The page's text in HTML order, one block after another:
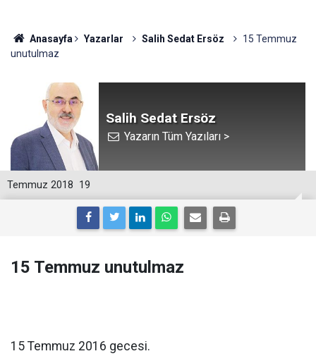
Anasayfa Yazarlar Salih Sedat Ersöz
15 Temmuz
unutulmaz
Salih Sedat Ersöz
Yazarın Tüm Yazıları >
19
Temmuz 2018
15 Temmuz unutulmaz
15 Temmuz 2016 gecesi.